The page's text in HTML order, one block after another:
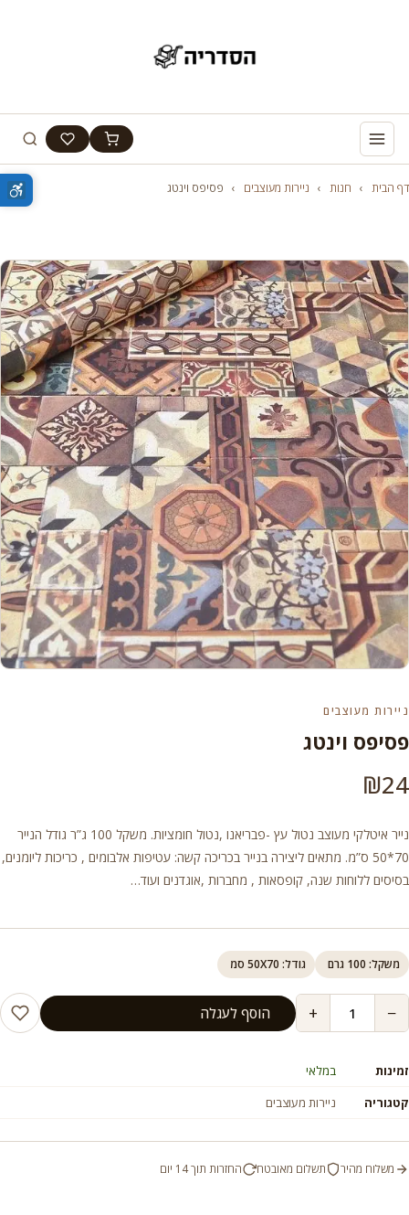
דף הבית › חנות › ניירות מעוצבים › פסיפס וינטג
ניירות מעוצבים
פסיפס וינטג
₪24
נייר איטלקי מעוצב נטול עץ -פבריאנו ,נטול חומציות. משקל 100 ג”ר גודל הנייר
70*50 ס”מ. מתאים ליצירה בנייר בכריכה קשה: עטיפות אלבומים , כריכות ליומנים,
בסיסים ללוחות שנה, קופסאות , מחברות ,אוגדנים ועוד…
משקל: 100 גרם גודל: 50X70 סמ
−
+ הוסף לעגלה
זמינות
במלאי
קטגוריה
ניירות מעוצבים
משלוח מהיר תשלום מאובטח החזרות תוך 14 יום